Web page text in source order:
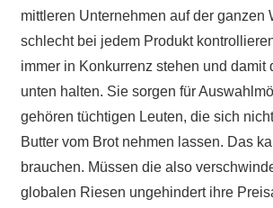
mittleren Unternehmen auf der ganzen
schlecht bei jedem Produkt
immer in Konkurrenz stehen und damit
unten halten. Sie sorgen für
gehören tüchtigen Leuten, die sich
Butter vom Brot nehmen lassen. Das
brauchen. Müssen die also
globalen Riesen ungehindert ihre